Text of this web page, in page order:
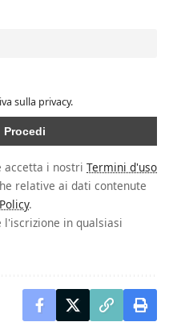
sulla privacy.
accetta i nostri Termini d'uso
relative ai dati contenute
.
l'iscrizione in qualsiasi